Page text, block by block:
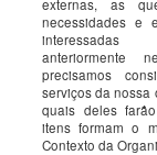
externas, as
necessidades e
interessadas
anteriormente
precisamos
serviços da nossa
quais deles
itens formam o
Contexto da